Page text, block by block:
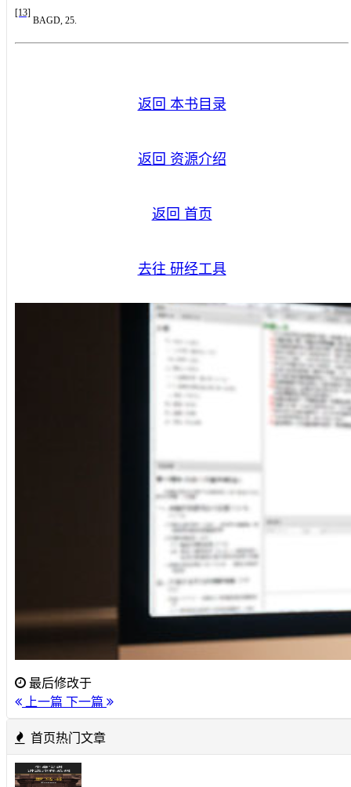
[13]
BAGD, 25.
返回 本书目录
返回 资源介绍
返回 首页
去往 研经工具
最后修改于
上一篇 下一篇
首页热门文章